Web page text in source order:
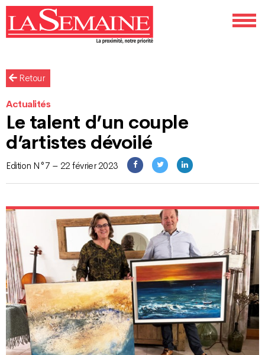
Retour
Actualités
Le talent d’un couple
d’artistes dévoilé
Edition N°7 – 22 février 2023